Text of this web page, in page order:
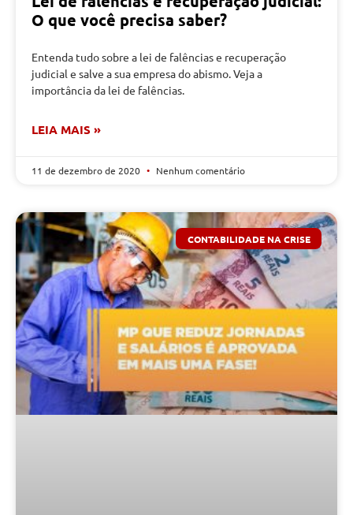
O que você precisa saber?
Entenda tudo sobre a lei de falências e recuperação
judicial e salve a sua empresa do abismo. Veja a
importância da lei de falências.
LEIA MAIS »
11 de dezembro de 2020 Nenhum comentário
CONTABILIDADE NA CRISE